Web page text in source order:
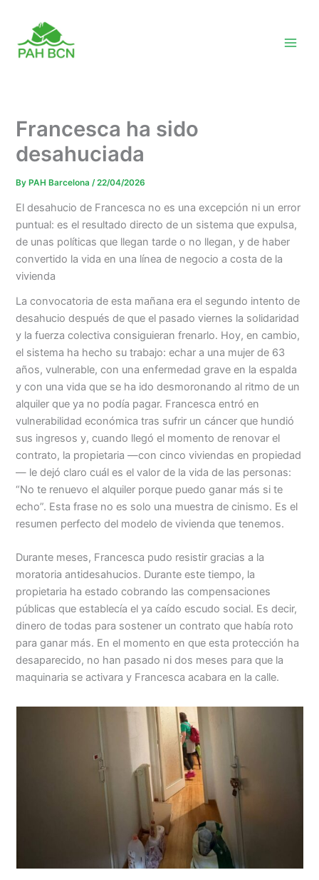
content
Francesca ha sido
desahuciada
By PAH Barcelona/22/04/2026
El desahucio de Francesca no es una excepción ni un error
puntual: es el resultado directo de un sistema que expulsa,
de unas políticas que llegan tarde o no llegan, y de haber
convertido la vida en una línea de negocio a costa de la
vivienda
La convocatoria de esta mañana era el segundo intento de
desahucio después de que el pasado viernes la solidaridad
y la fuerza colectiva consiguieran frenarlo. Hoy, en cambio,
el sistema ha hecho su trabajo: echar a una mujer de 63
años, vulnerable, con una enfermedad grave en la espalda
y con una vida que se ha ido desmoronando al ritmo de un
alquiler que ya no podía pagar. Francesca entró en
vulnerabilidad económica tras sufrir un cáncer que hundió
sus ingresos y, cuando llegó el momento de renovar el
contrato, la propietaria —con cinco viviendas en propiedad
— le dejó claro cuál es el valor de la vida de las personas:
“No te renuevo el alquiler porque puedo ganar más si te
echo”. Esta frase no es solo una muestra de cinismo. Es el
resumen perfecto del modelo de vivienda que tenemos.
Durante meses, Francesca pudo resistir gracias a la
moratoria antidesahucios. Durante este tiempo, la
propietaria ha estado cobrando las compensaciones
públicas que establecía el ya caído escudo social. Es decir,
dinero de todas para sostener un contrato que había roto
para ganar más. En el momento en que esta protección ha
desaparecido, no han pasado ni dos meses para que la
maquinaria se activara y Francesca acabara en la calle.